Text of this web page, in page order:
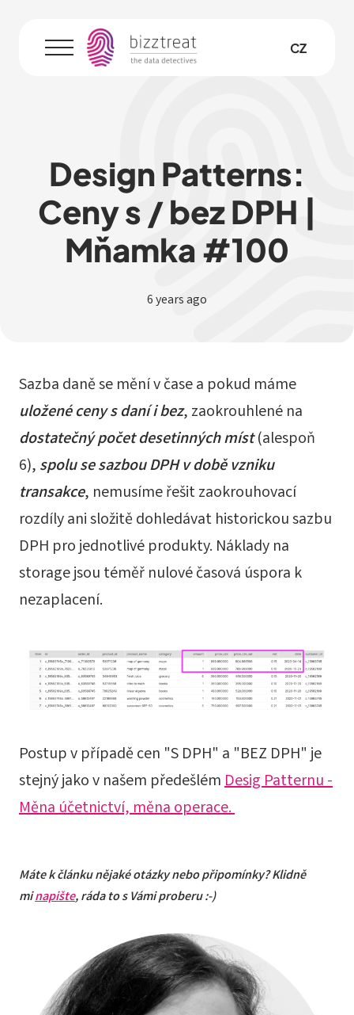
Menu CZ
Design Patterns:
Ceny s / bez DPH |
Mňamka #100
6 years ago
Sazba daně se mění v čase a pokud máme
uložené ceny s daní i bez, zaokrouhlené na
dostatečný počet desetinných míst(alespoň
6), spolu se sazbou DPH v době vzniku
transakce, nemusíme řešit zaokrouhovací
rozdíly ani složitě dohledávat historickou sazbu
DPH pro jednotlivé produkty. Náklady na
storage jsou téměř nulové časová úspora k
nezaplacení.
Postup v případě cen "S DPH" a "BEZ DPH" je
stejný jako v našem předešlémDesig Patternu -
Měna účetnictví, měna operace.
Máte k článku nějaké otázky nebo připomínky? Klidně
minapište, ráda to s Vámi proberu :-)